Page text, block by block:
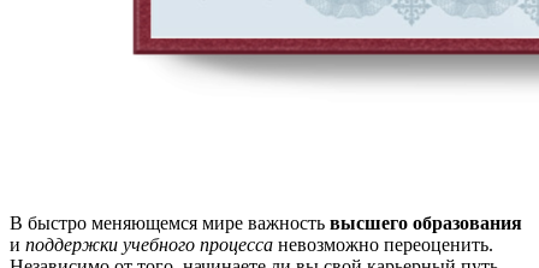
В быстро меняющемся мире важность высшего образования
и поддержки учебного процесса невозможно переоценить.